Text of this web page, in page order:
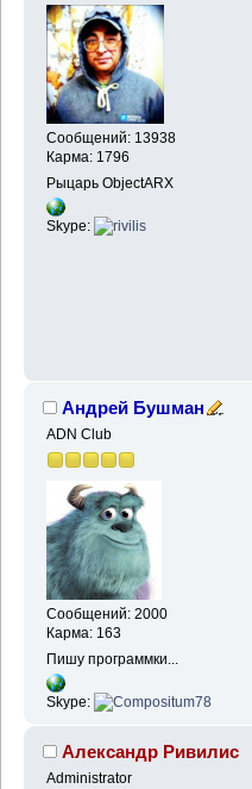
Сообщений: 13938
Карма: 1796
Рыцарь ObjectARX
Skype:
Андрей Бушман
ADN Club
Сообщений: 2000
Карма: 163
Пишу программки...
Skype:
Александр Ривилис
Administrator